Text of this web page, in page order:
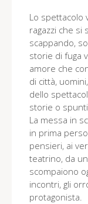
Lo spettacolo
ragazzi che si
scappando,
storie di fuga
amore che
di città,
dello
storie o spunti
La messa in
in prima
pensieri, ai
teatrino, da
scompaiono
incontri, gli
protagonista.